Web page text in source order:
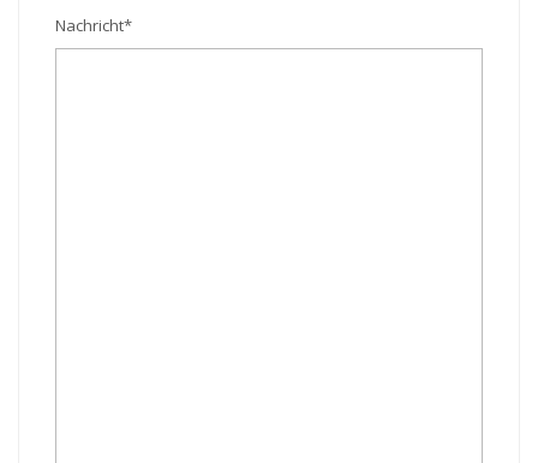
Nachricht*